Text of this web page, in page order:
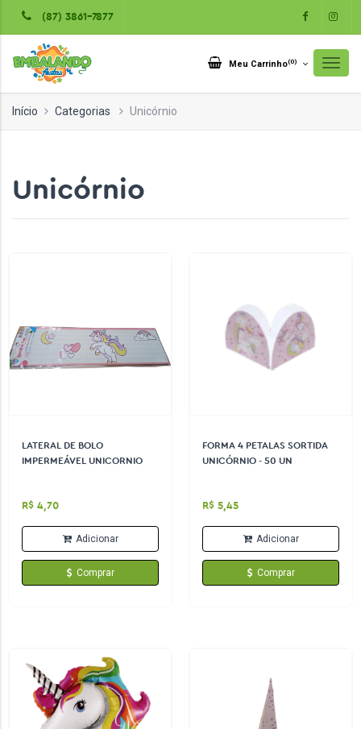
(87) 3861-7877
Meu Carrinho(0)
Início Categorias Unicórnio
Unicórnio
LATERAL DE BOLO
IMPERMEÁVEL UNICORNIO
R$ 4,70
Adicionar
Comprar
FORMA 4 PETALAS SORTIDA
UNICÓRNIO - 50 UN
R$ 5,45
Adicionar
Comprar